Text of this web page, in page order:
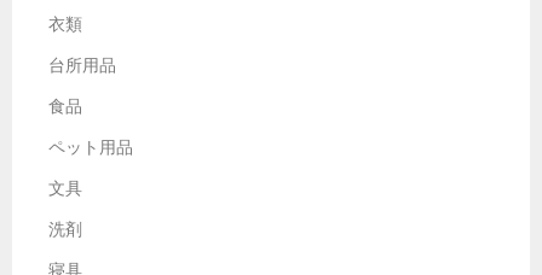
衣類
台所用品
食品
ペット用品
文具
洗剤
寝具